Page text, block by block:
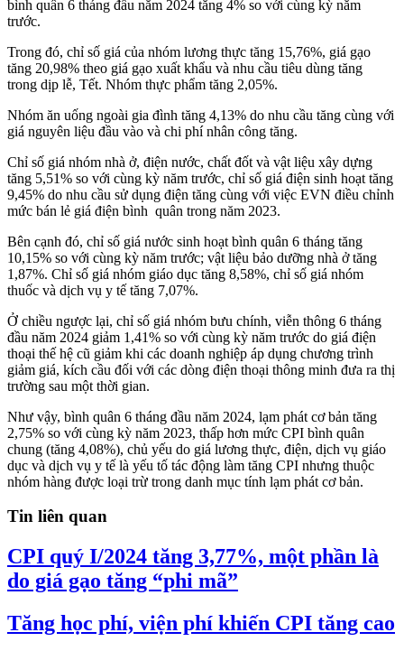
bình quân 6 tháng đầu năm 2024 tăng 4% so với cùng kỳ năm
trước.
Trong đó, chỉ số giá của nhóm lương thực tăng 15,76%, giá gạo
tăng 20,98% theo giá gạo xuất khẩu và nhu cầu tiêu dùng tăng
trong dịp lễ, Tết. Nhóm thực phẩm tăng 2,05%.
Nhóm ăn uống ngoài gia đình tăng 4,13% do nhu cầu tăng cùng với
giá nguyên liệu đầu vào và chi phí nhân công tăng.
Chỉ số giá nhóm nhà ở, điện nước, chất đốt và vật liệu xây dựng
tăng 5,51% so với cùng kỳ năm trước, chỉ số giá điện sinh hoạt tăng
9,45% do nhu cầu sử dụng điện tăng cùng với việc EVN điều chỉnh
mức bán lẻ giá điện bình quân trong năm 2023.
Bên cạnh đó, chỉ số giá nước sinh hoạt bình quân 6 tháng tăng
10,15% so với cùng kỳ năm trước; vật liệu bảo dưỡng nhà ở tăng
1,87%. Chỉ số giá nhóm giáo dục tăng 8,58%, chỉ số giá nhóm
thuốc và dịch vụ y tế tăng 7,07%.
Ở chiều ngược lại, chỉ số giá nhóm bưu chính, viễn thông 6 tháng
đầu năm 2024 giảm 1,41% so với cùng kỳ năm trước do giá điện
thoại thế hệ cũ giảm khi các doanh nghiệp áp dụng chương trình
giảm giá, kích cầu đối với các dòng điện thoại thông minh đưa ra thị
trường sau một thời gian.
Như vậy, bình quân 6 tháng đầu năm 2024, lạm phát cơ bản tăng
2,75% so với cùng kỳ năm 2023, thấp hơn mức CPI bình quân
chung (tăng 4,08%), chủ yếu do giá lương thực, điện, dịch vụ giáo
dục và dịch vụ y tế là yếu tố tác động làm tăng CPI nhưng thuộc
nhóm hàng được loại trừ trong danh mục tính lạm phát cơ bản.
Tin liên quan
CPI quý I/2024 tăng 3,77%, một phần là
do giá gạo tăng “phi mã”
Tăng học phí, viện phí khiến CPI tăng cao